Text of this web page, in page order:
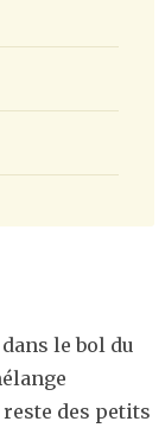
le bol du
des petits